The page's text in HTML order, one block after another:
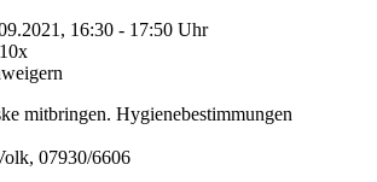
16:30 - 17:50 Uhr
mitbringen. Hygienebestimmungen
07930/6606